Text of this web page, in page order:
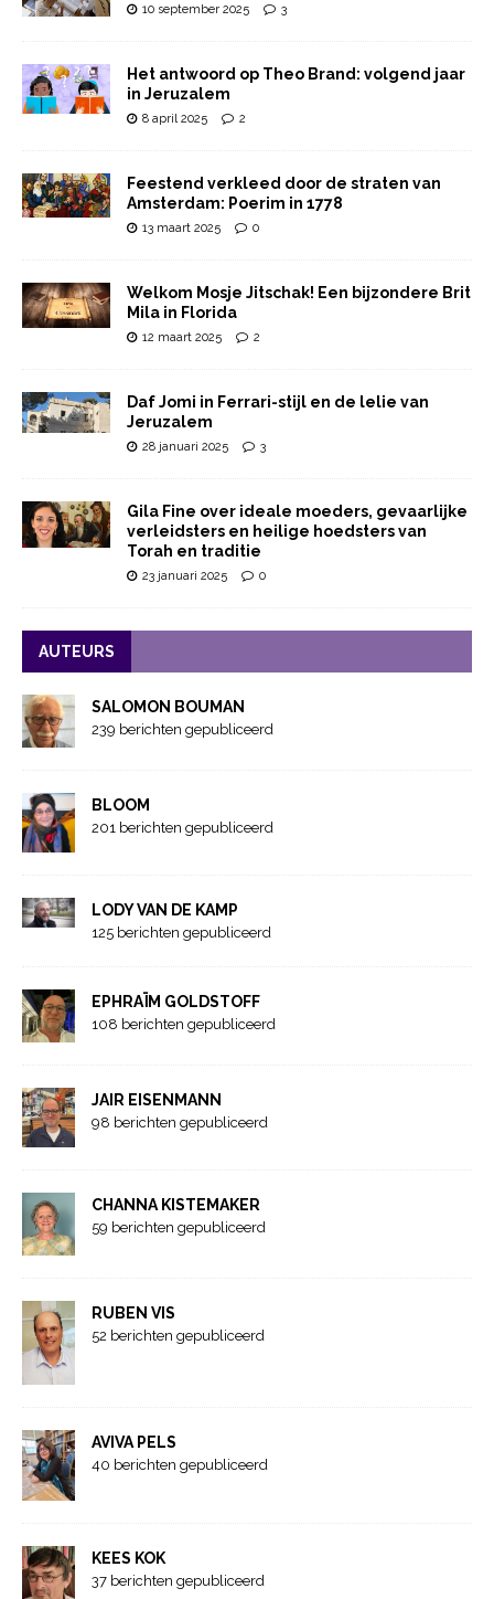
10 september 2025 3
Het antwoord op Theo Brand: volgend jaar
in Jeruzalem
8 april 2025 2
Feestend verkleed door de straten van
Amsterdam: Poerim in 1778
13 maart 2025 0
Welkom Mosje Jitschak! Een bijzondere Brit
Mila in Florida
12 maart 2025 2
Daf Jomi in Ferrari-stijl en de lelie van
Jeruzalem
28 januari 2025 3
Gila Fine over ideale moeders, gevaarlijke
verleidsters en heilige hoedsters van
Torah en traditie
23 januari 2025 0
AUTEURS
SALOMON BOUMAN
239 berichten gepubliceerd
BLOOM
201 berichten gepubliceerd
LODY VAN DE KAMP
125 berichten gepubliceerd
EPHRAÏM GOLDSTOFF
108 berichten gepubliceerd
JAIR EISENMANN
98 berichten gepubliceerd
CHANNA KISTEMAKER
59 berichten gepubliceerd
RUBEN VIS
52 berichten gepubliceerd
AVIVA PELS
40 berichten gepubliceerd
KEES KOK
37 berichten gepubliceerd